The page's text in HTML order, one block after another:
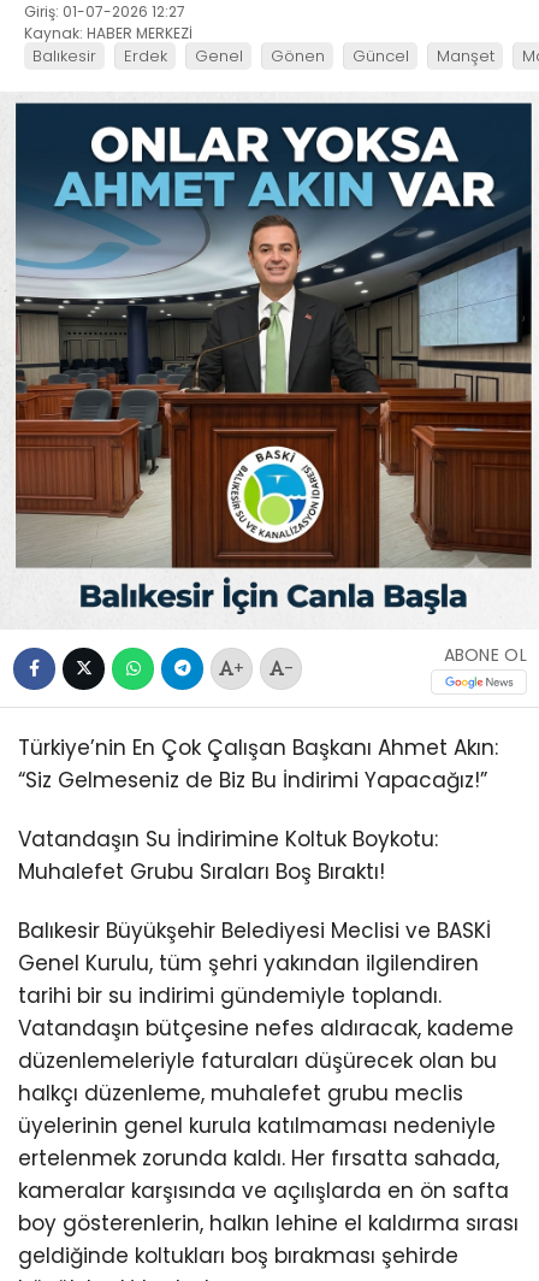
Giriş: 01-07-2026 12:27
Kaynak: HABER MERKEZİ
Balıkesir Erdek Genel Gönen Güncel Manşet
+ -
ABONE OL
Türkiye’nin En Çok Çalışan Başkanı Ahmet Akın:
“Siz Gelmeseniz de Biz Bu İndirimi Yapacağız!”
Vatandaşın Su İndirimine Koltuk Boykotu:
Muhalefet Grubu Sıraları Boş Bıraktı!
Balıkesir Büyükşehir Belediyesi Meclisi ve BASKİ
Genel Kurulu, tüm şehri yakından ilgilendiren
tarihi bir su indirimi gündemiyle toplandı.
Vatandaşın bütçesine nefes aldıracak, kademe
düzenlemeleriyle faturaları düşürecek olan bu
halkçı düzenleme, muhalefet grubu meclis
üyelerinin genel kurula katılmaması nedeniyle
ertelenmek zorunda kaldı. Her fırsatta sahada,
kameralar karşısında ve açılışlarda en ön safta
boy gösterenlerin, halkın lehine el kaldırma sırası
geldiğinde koltukları boş bırakması şehirde